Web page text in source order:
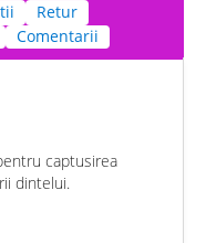
Retur
Comentarii
captusirea
dintelui.